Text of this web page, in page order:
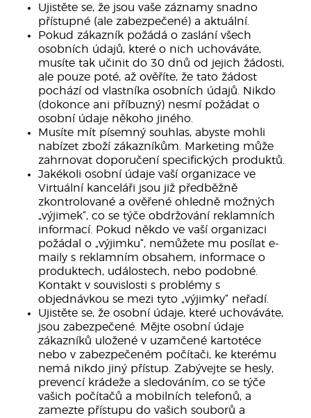
Ujistěte se, že jsou vaše záznamy snadno
přístupné (ale zabezpečené) a aktuální.
Pokud zákazník požádá o zaslání všech
osobních údajů, které o nich uchováváte,
musíte tak učinit do 30 dnů od jejich žádosti,
ale pouze poté, až ověříte, že tato žádost
pochází od vlastníka osobních údajů. Nikdo
(dokonce ani příbuzný) nesmí požádat o
osobní údaje někoho jiného.
Musíte mít písemný souhlas, abyste mohli
nabízet zboží zákazníkům. Marketing může
zahrnovat doporučení specifických produktů.
Jakékoli osobní údaje vaší organizace ve
Virtuální kanceláři jsou již předběžně
zkontrolované a ověřené ohledně možných
„výjimek“, co se týče obdržování reklamních
informací. Pokud někdo ve vaší organizaci
požádal o „výjimku“, nemůžete mu posílat e-
maily s reklamním obsahem, informace o
produktech, událostech, nebo podobné.
Kontakt v souvislosti s problémy s
objednávkou se mezi tyto „výjimky“ neřadí.
Ujistěte se, že osobní údaje, které uchováváte,
jsou zabezpečené. Mějte osobní údaje
zákazníků uložené v uzamčené kartotéce
nebo v zabezpečeném počítači, ke kterému
nemá nikdo jiný přístup. Zabývejte se hesly,
prevencí krádeže a sledováním, co se týče
vašich počítačů a mobilních telefonů, a
zamezte přístupu do vašich souborů a